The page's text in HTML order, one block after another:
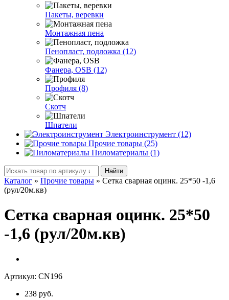
Пакеты, веревки
Монтажная пена
Пенопласт, подложка (12)
Фанера, OSB (12)
Профиля (8)
Скотч
Шпатели
Электроинструмент (12)
Прочие товары (25)
Пиломатериалы (1)
Найти
Каталог » Прочие товары » Сетка сварная оцинк. 25*50 -1,6
(рул/20м.кв)
Сетка сварная оцинк. 25*50
-1,6 (рул/20м.кв)
Артикул: CN196
238 руб.